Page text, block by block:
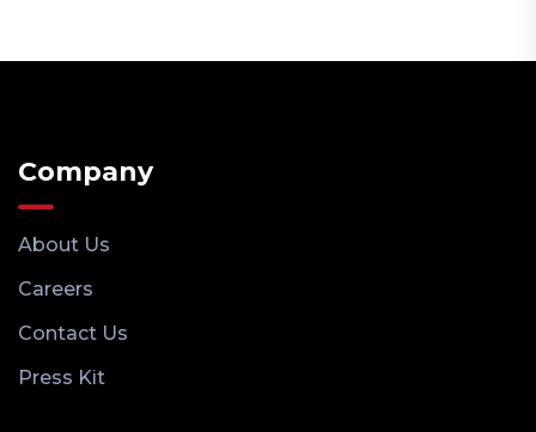
Company
About Us
Careers
Contact Us
Press Kit